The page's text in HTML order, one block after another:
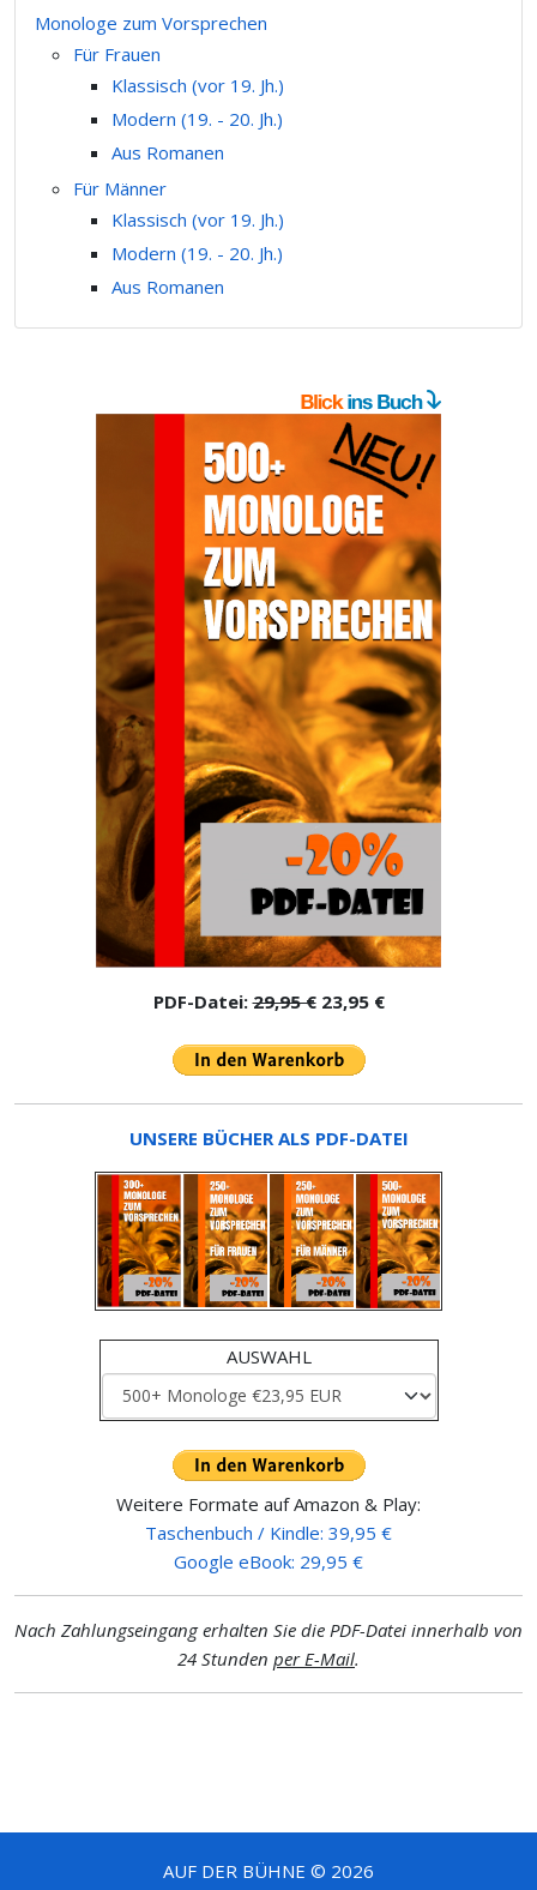
Monologe zum Vorsprechen
Für Frauen
Klassisch (vor 19. Jh.)
Modern (19. - 20. Jh.)
Aus Romanen
Für Männer
Klassisch (vor 19. Jh.)
Modern (19. - 20. Jh.)
Aus Romanen
PDF-Datei:29,95 €23,95 €
UNSERE BÜCHER ALS PDF-DATEI
AUSWAHL
Weitere Formate auf Amazon & Play:
Taschenbuch / Kindle: 39,95 €
Google eBook: 29,95 €
Nach Zahlungseingang erhalten Sie die PDF-Datei innerhalb von
24 Stunden per E-Mail.
AUF DER BÜHNE © 2026